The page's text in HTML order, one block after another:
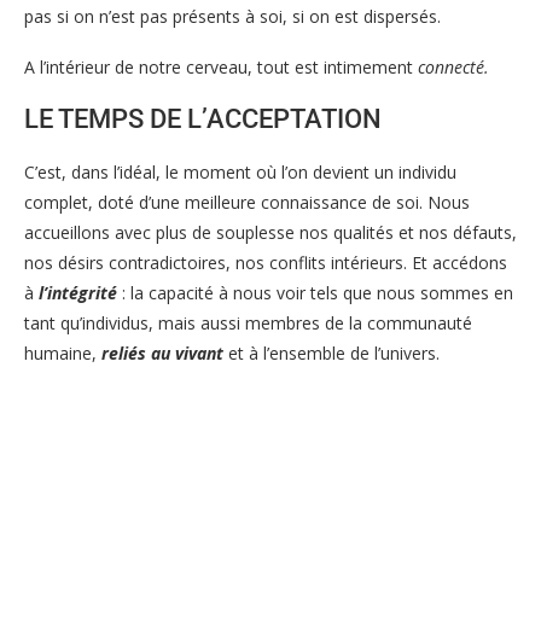
pas si on n’est pas présents à soi, si on est dispersés.
A l’intérieur de notre cerveau, tout est intimement connecté.
LE TEMPS DE L’ACCEPTATION
C’est, dans l’idéal, le moment où l’on devient un individu
complet, doté d’une meilleure connaissance de soi. Nous
accueillons avec plus de souplesse nos qualités et nos défauts,
nos désirs contradictoires, nos conflits intérieurs. Et accédons
à l’intégrité : la capacité à nous voir tels que nous sommes en
tant qu’individus, mais aussi membres de la communauté
humaine, reliés au vivant et à l’ensemble de l’univers.